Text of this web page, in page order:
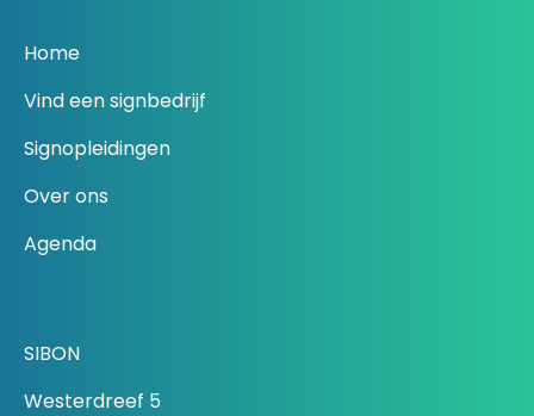
Home
Vind een signbedrijf
Signopleidingen
Over ons
Agenda
SIBON
Westerdreef 5